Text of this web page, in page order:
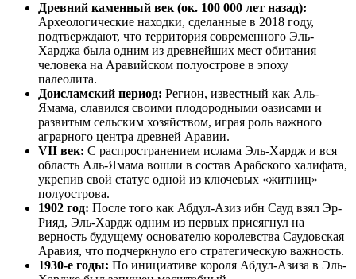
Древний каменный век (ок. 100 000 лет назад):
Археологические находки, сделанные в 2018 году,
подтверждают, что территория современного Эль-
Харджа была одним из древнейших мест обитания
человека на Аравийском полуострове в эпоху
палеолита.
Доисламский период: Регион, известный как Аль-
Ямама, славился своими плодородными оазисами и
развитым сельским хозяйством, играя роль важного
аграрного центра древней Аравии.
VII век: С распространением ислама Эль-Хардж и вся
область Аль-Ямама вошли в состав Арабского халифата,
укрепив свой статус одной из ключевых «житниц»
полуострова.
1902 год: После того как Абдул-Азиз ибн Сауд взял Эр-
Рияд, Эль-Хардж одним из первых присягнул на
верность будущему основателю королевства Саудовская
Аравия, что подчеркнуло его стратегическую важность.
1930-е годы: По инициативе короля Абдул-Азиза в Эль-